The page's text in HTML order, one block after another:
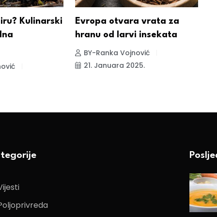
Kulinarski
Evropa otvara vrata za
hranu od larvi insekata
BY-Ranka Vojnović
21. Januara 2025.